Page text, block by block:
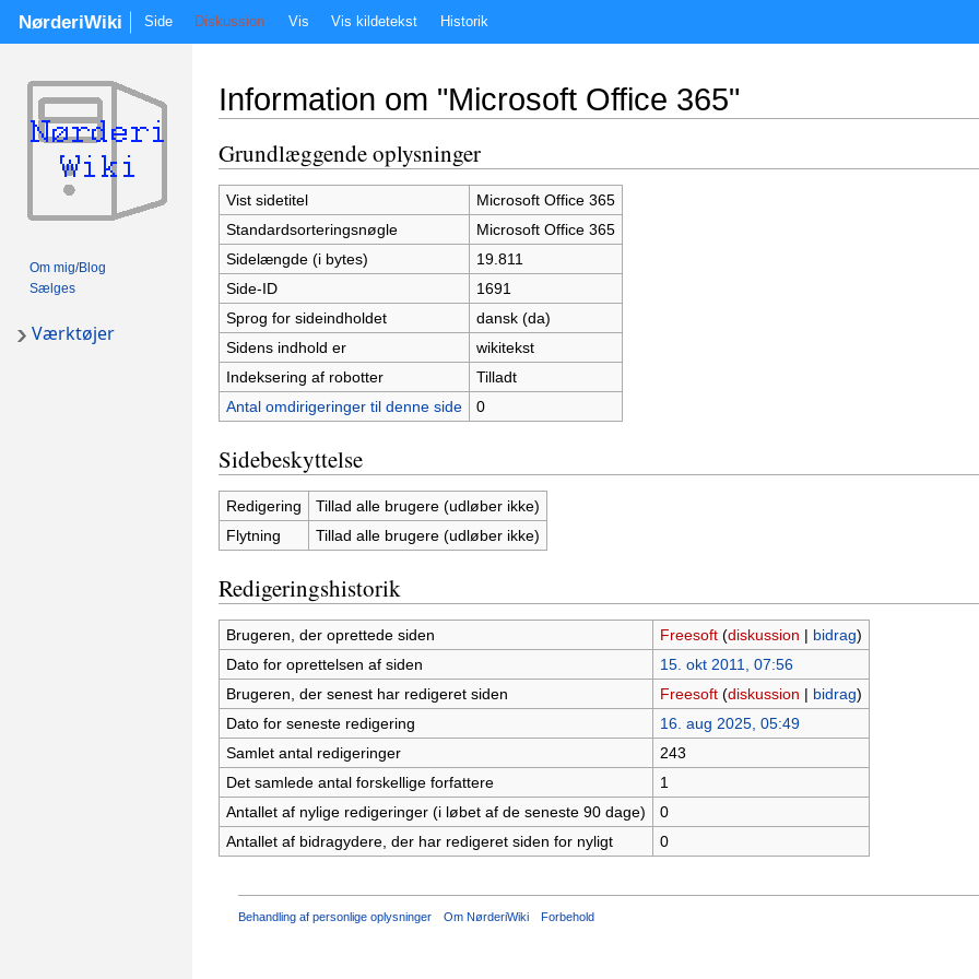
Information om "Microsoft Office 365"
Grundlæggende oplysninger
Vist sidetitel
Microsoft Office 365
Standardsorteringsnøgle
Microsoft Office 365
Sidelængde (i bytes)
19.811
Side-ID
1691
Sprog for sideindholdet
dansk (da)
Sidens indhold er
wikitekst
Indeksering af robotter
Tilladt
Antal omdirigeringer til denne side
0
Sidebeskyttelse
Redigering
Tillad alle brugere (udløber ikke)
Flytning
Tillad alle brugere (udløber ikke)
Redigeringshistorik
Brugeren, der oprettede siden Freesoft (diskussion | bidrag)
Dato for oprettelsen af siden
15. okt 2011, 07:56
Brugeren, der senest har redigeret siden
Freesoft (diskussion | bidrag)
Dato for seneste redigering
16. aug 2025, 05:49
Samlet antal redigeringer
243
Det samlede antal forskellige forfattere
1
Antallet af nylige redigeringer (i løbet af de seneste 90 dage)
0
Antallet af bidragydere, der har redigeret siden for nyligt
0
Behandling af personlige oplysninger Om NørderiWiki Forbehold
NørderiWiki Side Diskussion Vis Vis kildetekst Historik
Om mig/Blog
Sælges
Værktøjer